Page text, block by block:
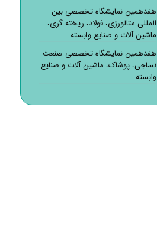
هفدهمین نمایشگاه تخصصی بین
المللی متالورژی، فولاد، ریخته گری،
ماشین آلات و صنایع وابسته
هفدهمین نمایشگاه تخصصی صنعت
نساجی، پوشاک، ماشین آلات و صنایع
وابسته